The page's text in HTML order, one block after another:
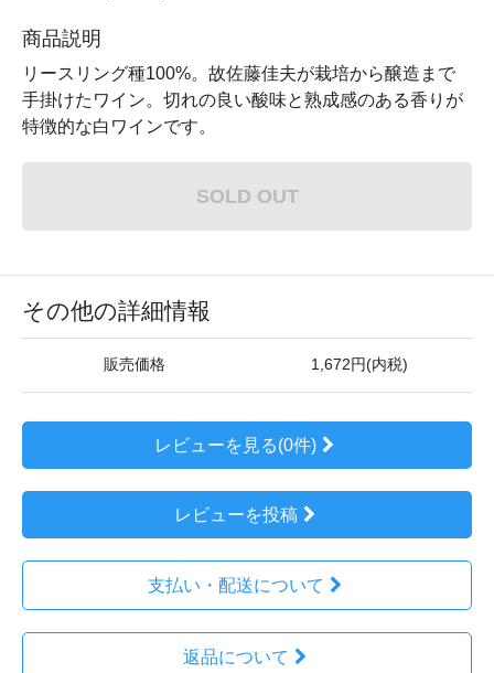
商品説明
リースリング種100%。故佐藤佳夫が栽培から醸造まで
手掛けたワイン。切れの良い酸味と熟成感のある香りが
特徴的な白ワインです。
SOLD OUT
その他の詳細情報
販売価格 1,672円(内税)
レビューを見る(0件)
レビューを投稿
支払い・配送について
返品について